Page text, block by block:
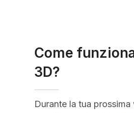
Come
3D?
Durante la tua